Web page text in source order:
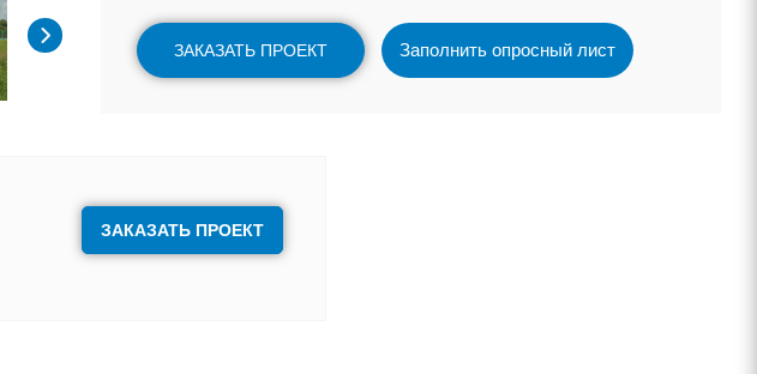
ЗАКАЗАТЬ ПРОЕКТ Заполнить опросный лист
ЗАКАЗАТЬ ПРОЕКТ